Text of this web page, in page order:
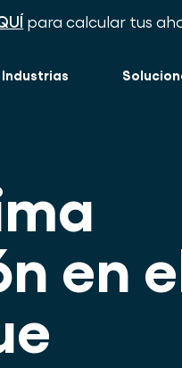
para calcular tus
Industrias
en